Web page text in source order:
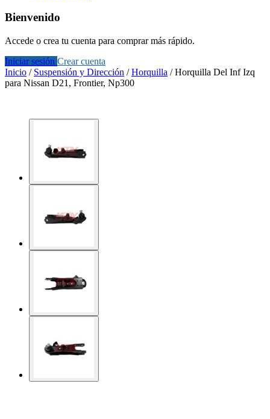
Bienvenido
Accede o crea tu cuenta para comprar más rápido.
Iniciar sesión Crear cuenta
Inicio / Suspensión y Dirección /Horquilla /Horquilla Del Inf Izq
para Nissan D21, Frontier, Np300